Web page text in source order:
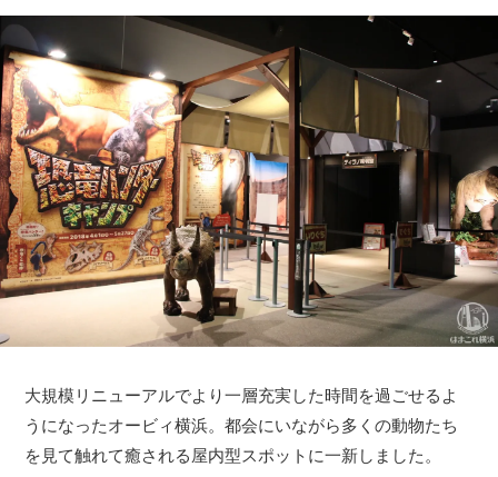
大規模リニューアルでより一層充実した時間を過ごせるよ
うになったオービィ横浜。都会にいながら多くの動物たち
を見て触れて癒される屋内型スポットに一新しました。